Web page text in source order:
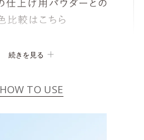
続きを見る
HOW TO USE